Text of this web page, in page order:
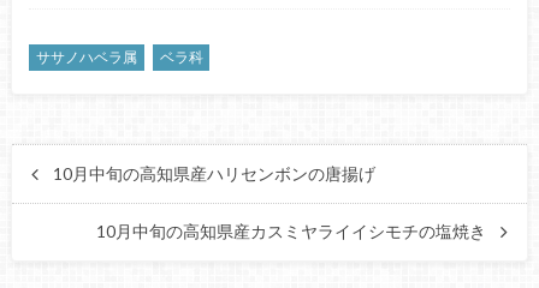
ササノハベラ属 ベラ科
10月中旬の高知県産ハリセンボンの唐揚げ
10月中旬の高知県産カスミヤライイシモチの塩焼き